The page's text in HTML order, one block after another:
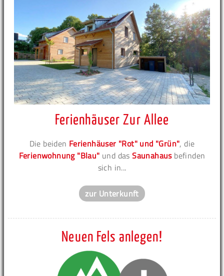
Ferienhäuser Zur Allee
Die beiden Ferienhäuser "Rot" und "Grün", die
Ferienwohnung "Blau" und dasSaunahausbefinden
sich in...
zur Unterkunft
Neuen Fels anlegen!